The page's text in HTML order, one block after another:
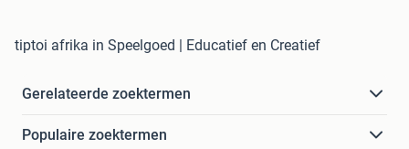
tiptoi afrika in Speelgoed | Educatief en Creatief
Gerelateerde zoektermen
Populaire zoektermen